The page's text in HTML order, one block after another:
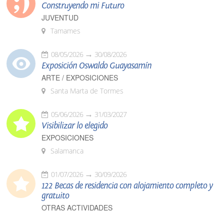
Construyendo mi Futuro
JUVENTUD
Tamames
08/05/2026 30/08/2026
Exposición Oswaldo Guayasamín
ARTE / EXPOSICIONES
Santa Marta de Tormes
05/06/2026 31/03/2027
Visibilizar lo elegido
EXPOSICIONES
Salamanca
01/07/2026 30/09/2026
122 Becas de residencia con alojamiento completo y
gratuito
OTRAS ACTIVIDADES